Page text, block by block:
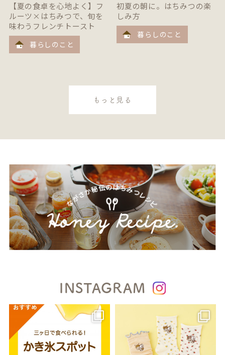
【夏の食卓を心地よく】フ
ルーツ×はちみつで、旬を
味わうフレンチトースト
暮らしのこと
初夏の朝に。はちみつの楽
しみ方
暮らしのこと
もっと見る
INSTAGRAM